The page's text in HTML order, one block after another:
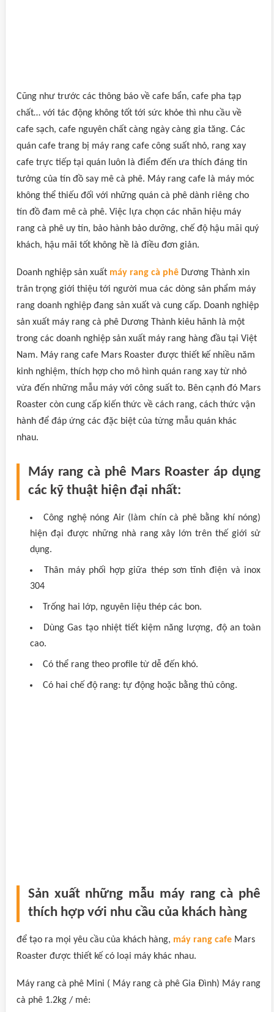
Cũng như trước các thông báo về cafe bẩn, cafe pha tạp
chất… với tác động không tốt tới sức khỏe thì nhu cầu về
cafe sạch, cafe nguyên chất càng ngày càng gia tăng. Các
quán cafe trang bị máy rang cafe công suất nhỏ, rang xay
cafe trực tiếp tại quán luôn là điểm đến ưa thích đáng tin
tưởng của tín đồ say mê cà phê. Máy rang cafe là máy móc
không thể thiếu đối với những quán cà phê dành riêng cho
tín đồ đam mê cà phê. Việc lựa chọn các nhãn hiệu máy
rang cà phê uy tín, bảo hành bảo dưỡng, chế độ hậu mãi quý
khách, hậu mãi tốt không hề là điều đơn giản.
Doanh nghiệp sản xuất máy rang cà phê Dương Thành xin
trân trọng giới thiệu tới người mua các dòng sản phẩm máy
rang doanh nghiệp đang sản xuất và cung cấp. Doanh nghiệp
sản xuất máy rang cà phê Dương Thành kiêu hãnh là một
trong các doanh nghiệp sản xuất máy rang hàng đầu tại Việt
Nam. Máy rang cafe Mars Roaster được thiết kế nhiều năm
kinh nghiệm, thích hợp cho mô hình quán rang xay từ nhỏ
vừa đến những mẫu máy với công suất to. Bên cạnh đó Mars
Roaster còn cung cấp kiến thức về cách rang, cách thức vận
hành để đáp ứng các đặc biệt của từng mẫu quán khác
nhau.
Máy rang cà phê Mars Roaster áp dụng
các kỹ thuật hiện đại nhất:
Công nghệ nóng Air (làm chín cà phê bằng khí nóng)
hiện đại được những nhà rang xây lớn trên thế giới sử
dụng.
Thân máy phối hợp giữa thép sơn tĩnh điện và inox
304
Trống hai lớp, nguyên liệu thép các bon.
Dùng Gas tạo nhiệt tiết kiệm năng lượng, độ an toàn
cao.
Có thể rang theo profile từ dễ đến khó.
Có hai chế độ rang: tự động hoặc bằng thủ công.
Sản xuất những mẫu máy rang cà phê
thích hợp với nhu cầu của khách hàng
để tạo ra mọi yêu cầu của khách hàng, máy rang cafe Mars
Roaster được thiết kế có loại máy khác nhau.
Máy rang cà phê Mini ( Máy rang cà phê Gia Đình) Máy rang
cà phê 1.2kg / mẻ: